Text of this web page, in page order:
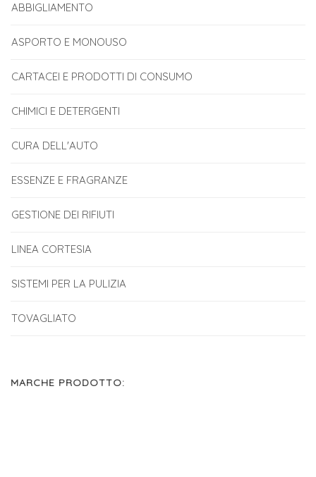
ABBIGLIAMENTO
ASPORTO E MONOUSO
CARTACEI E PRODOTTI DI CONSUMO
CHIMICI E DETERGENTI
CURA DELL'AUTO
ESSENZE E FRAGRANZE
GESTIONE DEI RIFIUTI
LINEA CORTESIA
SISTEMI PER LA PULIZIA
TOVAGLIATO
MARCHE PRODOTTO: